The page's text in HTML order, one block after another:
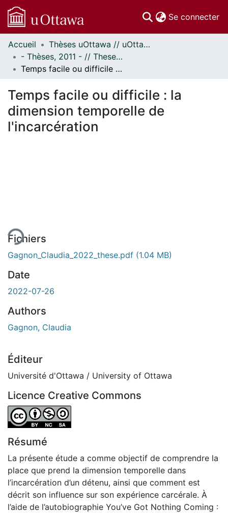
Se connecter
Communautés
et collections
Parcourir
À propos
Accueil
Thèses uOttawa // uOttawa Theses
- Thèses, 2011 - // Theses, 2011 -
Temps facile ou difficile : la dimension temporelle de l'incarcération
Temps facile ou difficile : la
dimension temporelle de
l'incarcération
Fichiers
Gagnon_Claudia_2022_these.pdf (1.04 MB)
Date
2022-07-26
Authors
Gagnon, Claudia
Éditeur
Université d'Ottawa / University of Ottawa
Licence Creative Commons
Attribution-NonCommercial-ShareAlike 4.0 International
Résumé
La présente étude a comme objectif de comprendre la
place que prend la dimension temporelle dans
l’incarcération d’un détenu, ainsi que comment est
décrit son influence sur son expérience carcérale. À
l’aide de l’autobiographie You’ve Got Nothing Coming :